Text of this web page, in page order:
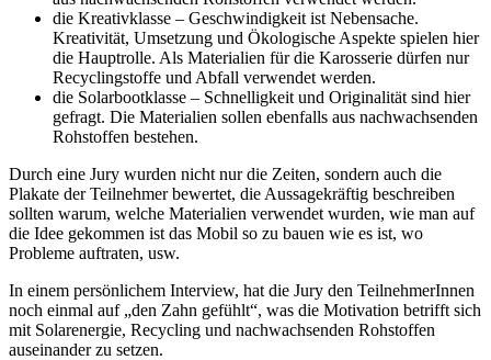
die Kreativklasse – Geschwindigkeit ist Nebensache.
Kreativität, Umsetzung und Ökologische Aspekte spielen hier
die Hauptrolle. Als Materialien für die Karosserie dürfen nur
Recyclingstoffe und Abfall verwendet werden.
die Solarbootklasse – Schnelligkeit und Originalität sind hier
gefragt. Die Materialien sollen ebenfalls aus nachwachsenden
Rohstoffen bestehen.
Durch eine Jury wurden nicht nur die Zeiten, sondern auch die
Plakate der Teilnehmer bewertet, die Aussagekräftig beschreiben
sollten warum, welche Materialien verwendet wurden, wie man auf
die Idee gekommen ist das Mobil so zu bauen wie es ist, wo
Probleme auftraten, usw.
In einem persönlichem Interview, hat die Jury den TeilnehmerInnen
noch einmal auf „den Zahn gefühlt“, was die Motivation betrifft sich
mit Solarenergie, Recycling und nachwachsenden Rohstoffen
auseinander zu setzen.